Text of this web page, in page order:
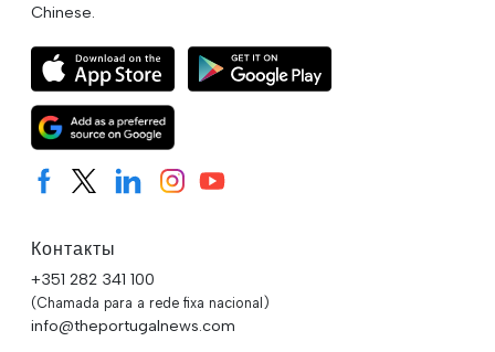
Chinese.
Контакты
+351 282 341 100
(Chamada para a rede fixa nacional)
info@theportugalnews.com